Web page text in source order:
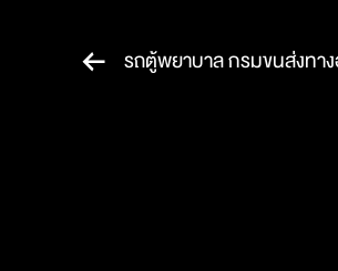
รถตู้พยาบาล กรมขนส่งทา